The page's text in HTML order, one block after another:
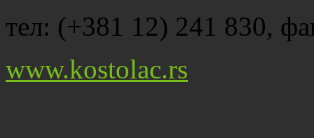
тел: (+381 12) 241 830,
www.kostolac.rs